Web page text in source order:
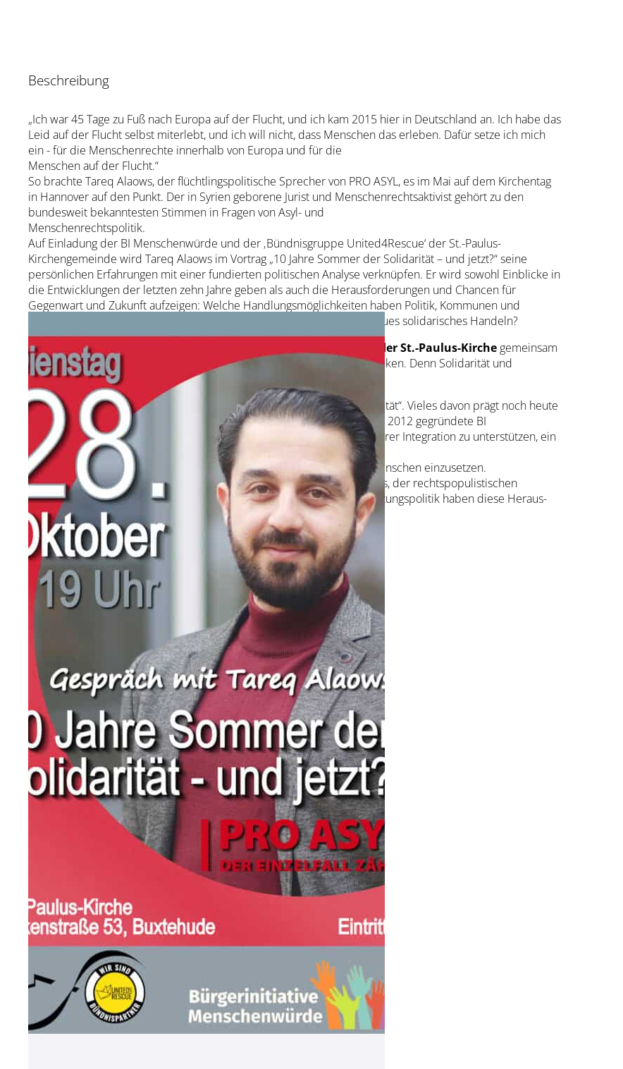
Beschreibung
„Ich war 45 Tage zu Fuß nach Europa auf der Flucht, und ich kam 2015 hier in Deutschland an. Ich habe das
Leid auf der Flucht selbst miterlebt, und ich will nicht, dass Menschen das erleben. Dafür setze ich mich
ein - für die Menschenrechte innerhalb von Europa und für die
Menschen auf der Flucht.“
So brachte Tareq Alaows, der flüchtlings­politische Sprecher von PRO ASYL, es im Mai auf dem Kirchentag
in Hannover auf den Punkt. Der in Syrien geborene Jurist und Menschen­rechtsaktivist gehört zu den
bundesweit bekann­testen Stimmen in Fragen von Asyl- und
Menschenrechtspolitik.
Auf Einladung der BI Menschenwürde und der ‚Bündnis­gruppe United4Rescue‘ der St.-Paulus-
Kirchengemeinde wird Tareq Alaows im Vortrag „10 Jahre Sommer der Solidarität – und jetzt?“ seine
persönlichen Erfahrungen mit einer fundierten politischen Analyse ver­knüpfen. Er wird sowohl Einblicke in
die Ent­wicklungen der letzten zehn Jahre geben als auch die Herausforderungen und Chancen für
Gegenwart und Zukunft aufzeigen: Welche Handlungs­möglichkeiten haben Politik, Kom­munen und
ehrenamtlich Engagierte vor Ort heute? Wo eröffnen sich Räume für neues solidarisches Handeln?
Herzliche Einladung an alle, am
Dienstag, 28.10.2025 um 19 Uhr in der St.-Paulus-Kirche gemeinsam
zurückzublicken, kritisch nach­zufragen und vor allem nach vorne zu denken. Denn Solidarität und
Menschen­würde sind wichtiger denn je.
Vor zehn Jahren erlebte Europa den sogenannten „Sommer der Solidarität“. Vieles davon prägt noch heute
die lokale und bundesweite Flüchtlingsarbeit. Auch die bereits im Jahre 2012 gegründete BI
Menschenwürde im Landkreis Stade wird nicht müde, Menschen bei ihrer Integration zu unterstützen, ein
zivilgesellschaftliches Kor­rek­tiv gegen Abschottung und
Vertreibung darzustellen sowie sich aktiv für die Würde geflüchteter Menschen einzusetzen.
Ange­sichts des gegenüber 2015 spürbar verän­der­ten politischen Klimas, der rechts­popu­listischen
Diskurse, der Asylrechts­ver­schär­fungen und der europäischen Abschot­tungs­politik haben diese Heraus­
forderungen neue Dimensionen erreicht.
zur Künstler-Website